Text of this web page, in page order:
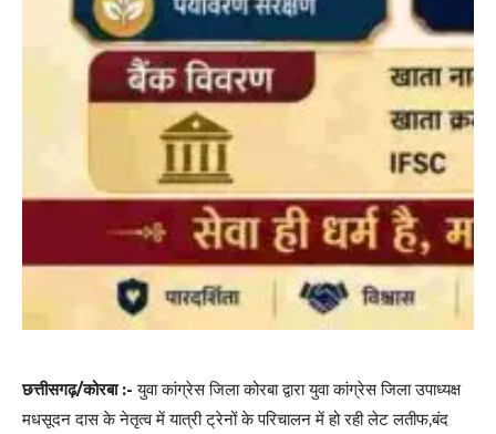
छत्तीसगढ़/कोरबा :- युवा कांग्रेस जिला कोरबा द्वारा युवा कांग्रेस जिला उपाध्यक्ष
मधसूदन दास के नेतृत्व में यात्री ट्रेनों के परिचालन में हो रही लेट लतीफ,बंद